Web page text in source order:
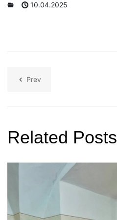
10.04.2025
Prev
Related Posts